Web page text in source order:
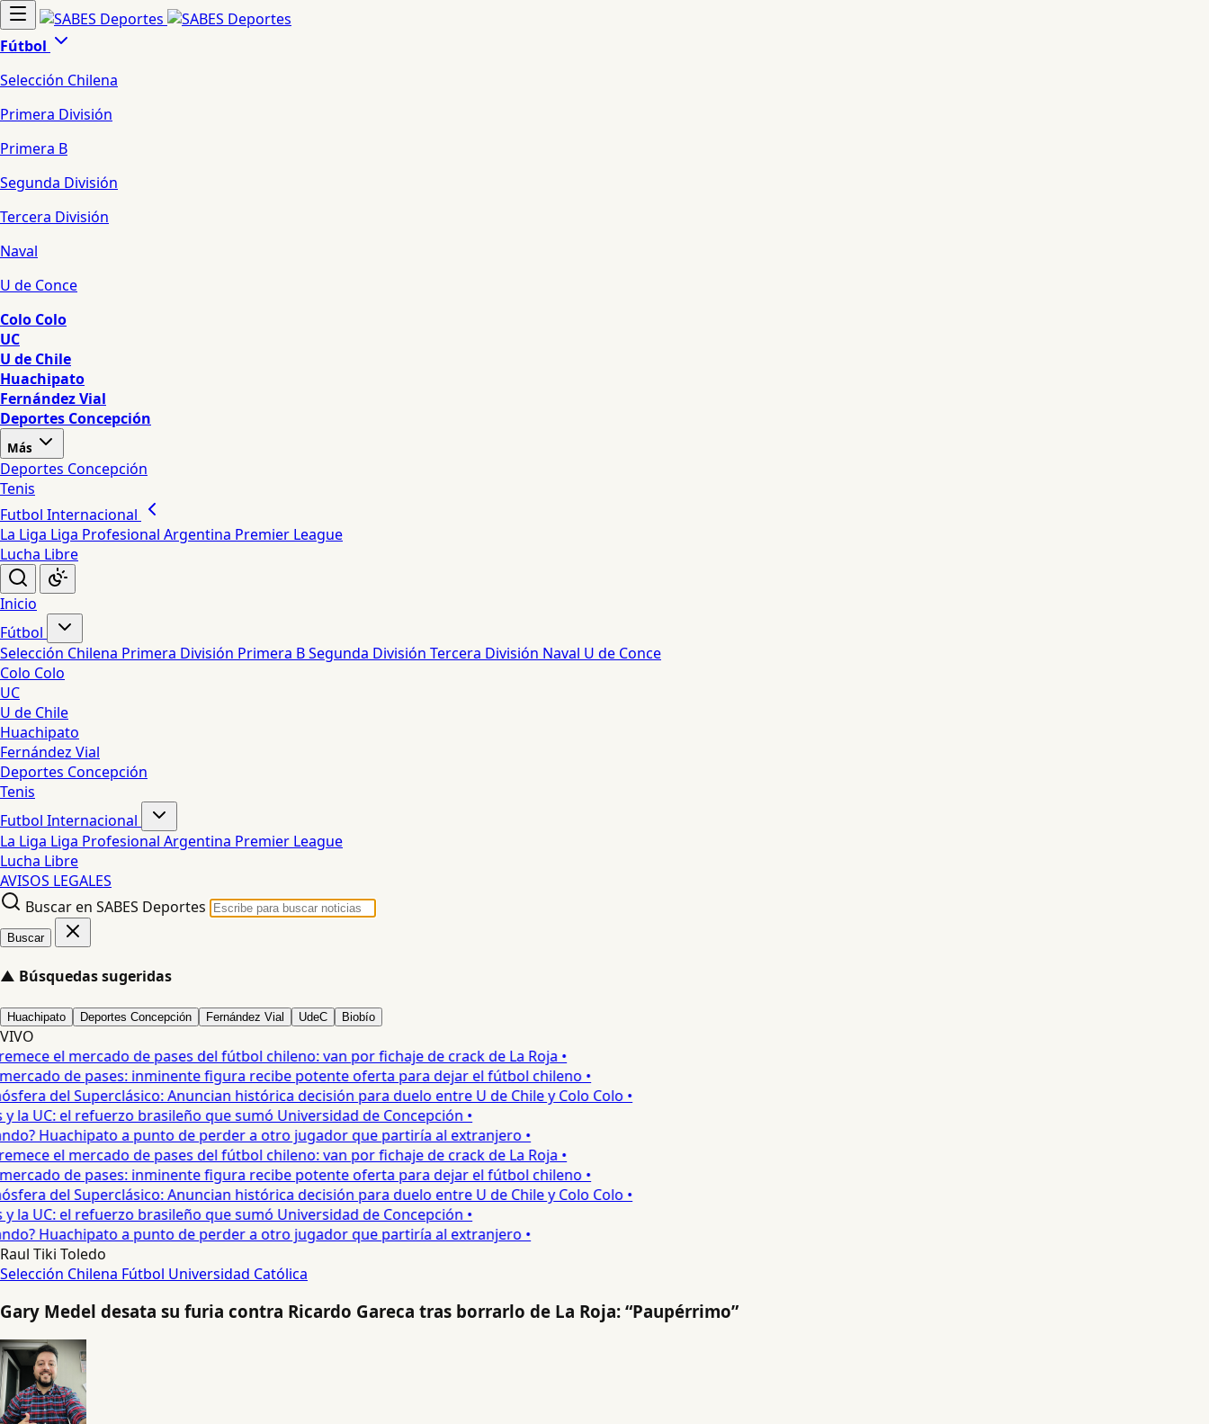
Fútbol
Selección Chilena
Primera División
Primera B
Segunda División
Tercera División
Naval
U de Conce
Colo Colo
UC
U de Chile
Huachipato
Fernández Vial
Deportes Concepción
Más
Deportes Concepción
Tenis
Futbol Internacional
La Liga Liga Profesional Argentina Premier League
Lucha Libre
Inicio
Fútbol
Selección Chilena Primera División Primera BSegunda División Tercera División Naval U de Conce
Colo Colo
UC
U de Chile
Huachipato
Fernández Vial
Deportes Concepción
Tenis
Futbol Internacional
La Liga Liga Profesional Argentina Premier League
Lucha Libre
AVISOS LEGALES
Buscar en SABES Deportes
Buscar
▲ Búsquedas sugeridas
Huachipato Deportes Concepción Fernández Vial UdeC Biobío
VIVO
el mercado de pases del fútbol chileno: van por fichaje de crack de La Roja •
de pases: inminente figura recibe potente oferta para dejar el fútbol chileno •
del Superclásico: Anuncian histórica decisión para duelo entre U de Chile y Colo Colo •
UC: el refuerzo brasileño que sumó Universidad de Concepción •
Huachipato a punto de perder a otro jugador que partiría al extranjero •
el mercado de pases del fútbol chileno: van por fichaje de crack de La Roja •
de pases: inminente figura recibe potente oferta para dejar el fútbol chileno •
del Superclásico: Anuncian histórica decisión para duelo entre U de Chile y Colo Colo •
UC: el refuerzo brasileño que sumó Universidad de Concepción •
Huachipato a punto de perder a otro jugador que partiría al extranjero •
Raul Tiki Toledo
Selección Chilena Fútbol Universidad Católica
Gary Medel desata su furia contra Ricardo Gareca tras borrarlo de La Roja: “Paupérrimo”